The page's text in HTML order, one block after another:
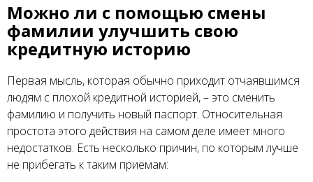
Можно ли с помощью смены
фамилии улучшить свою
кредитную историю
Первая мысль, которая обычно приходит отчаявшимся
людям с плохой кредитной историей, – это сменить
фамилию и получить новый паспорт. Относительная
простота этого действия на самом деле имеет много
недостатков. Есть несколько причин, по которым лучше
не прибегать к таким приемам: